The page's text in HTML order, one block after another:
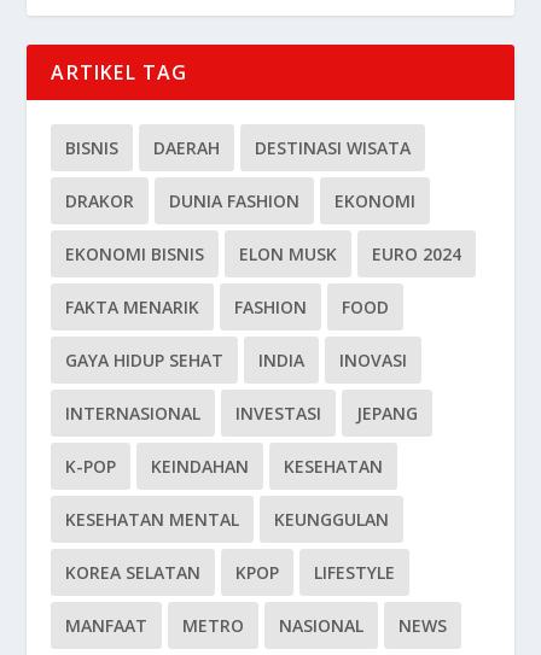
ARTIKEL TAG
BISNIS DAERAH DESTINASI WISATA
DRAKOR DUNIA FASHION EKONOMI
EKONOMI BISNIS ELON MUSK EURO 2024
FAKTA MENARIK FASHION FOOD
GAYA HIDUP SEHAT INDIA INOVASI
INTERNASIONAL INVESTASI JEPANG
K-POP KEINDAHAN KESEHATAN
KESEHATAN MENTAL KEUNGGULAN
KOREA SELATAN KPOP LIFESTYLE
MANFAAT METRO NASIONAL NEWS